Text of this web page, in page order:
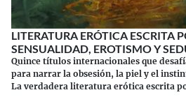
LITERATURA ERÓTICA ESCRITA
SENSUALIDAD, EROTISMO Y
Quince títulos internacionales que
para narrar la obsesión, la piel y el
La verdadera literatura erótica escrita